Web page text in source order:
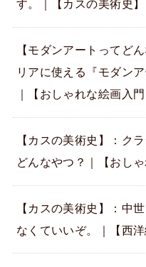
す。｜【カスの美術史】
【モダンアートってど
リアに使える『モダン
｜【おしゃれな絵画入門
【カスの美術史】：ク
どんなやつ？｜【おし
【カスの美術史】：中
なくていいぞ。｜【西